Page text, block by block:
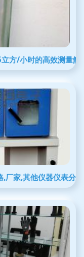
方/小时的高效测量解
,厂家,其他仪器仪表分